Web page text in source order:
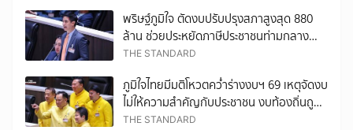
พริษฐ์ภูมิใจ ตัดงบปรับปรุงสภาสูงสุด 880
ล้าน ช่วยประหยัดภาษีประชาชนท่ามกลาง
เศรษฐกิจที่ย่ำแย่
THE STANDARD
ภูมิใจไทยมีมติโหวตคว่ำร่างงบฯ 69 เหตุจัดงบ
ไม่ให้ความสำคัญกับประชาชน งบท้องถิ่นถูก
ละเลย-เน้นก่อสร้างมากเกินไป
THE STANDARD